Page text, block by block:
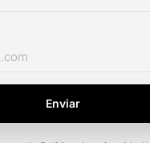
Enviar